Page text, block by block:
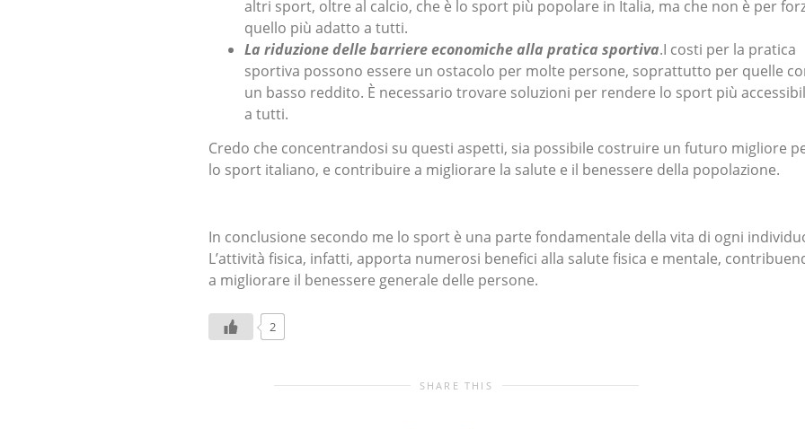
altri sport, oltre al calcio, che è lo sport più popolare in Italia, ma che non è per
quello più adatto a tutti.
La riduzione delle barriere economiche alla pratica sportiva.I costi per la pratica
sportiva possono essere un ostacolo per molte persone, soprattutto per quelle
un basso reddito. È necessario trovare soluzioni per rendere lo sport più
a tutti.
Credo che concentrandosi su questi aspetti, sia possibile costruire un futuro migliore
lo sport italiano, e contribuire a migliorare la salute e il benessere della popolazione.
In conclusione secondo me lo sport è una parte fondamentale della vita di ogni
L’attività fisica, infatti, apporta numerosi benefici alla salute fisica e mentale,
a migliorare il benessere generale delle persone.
2
SHARE THIS